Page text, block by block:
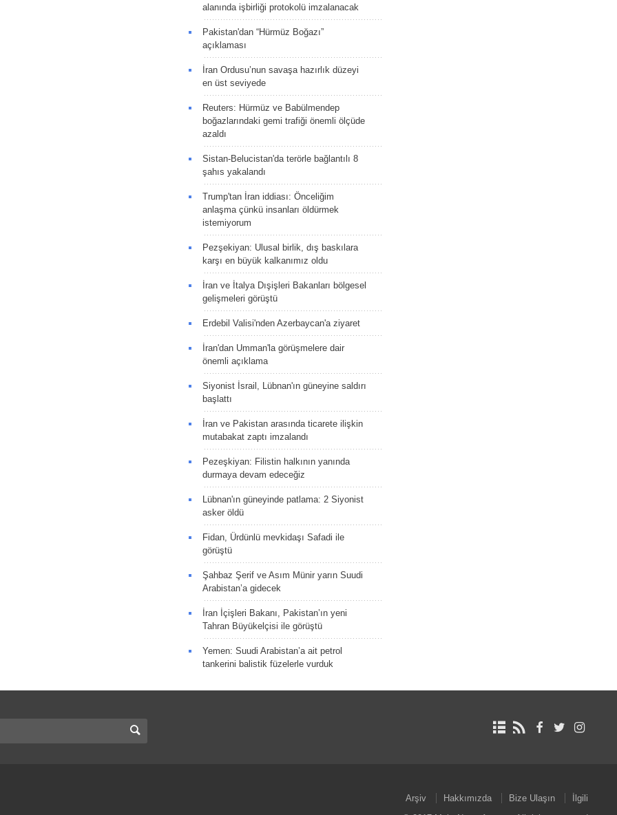
alanında işbirliği protokolü imzalanacak
Pakistan'dan “Hürmüz Boğazı”
açıklaması
İran Ordusu’nun savaşa hazırlık düzeyi
en üst seviyede
Reuters: Hürmüz ve Babülmendep
boğazlarındaki gemi trafiği önemli ölçüde
azaldı
Sistan-Belucistan'da terörle bağlantılı 8
şahıs yakalandı
Trump'tan İran iddiası: Önceliğim
anlaşma çünkü insanları öldürmek
istemiyorum
Pezşekiyan: Ulusal birlik, dış baskılara
karşı en büyük kalkanımız oldu
İran ve İtalya Dışişleri Bakanları bölgesel
gelişmeleri görüştü
Erdebil Valisi'nden Azerbaycan'a ziyaret
İran'dan Umman'la görüşmelere dair
önemli açıklama
Siyonist İsrail, Lübnan'ın güneyine saldırı
başlattı
İran ve Pakistan arasında ticarete ilişkin
mutabakat zaptı imzalandı
Pezeşkiyan: Filistin halkının yanında
durmaya devam edeceğiz
Lübnan'ın güneyinde patlama: 2 Siyonist
asker öldü
Fidan, Ürdünlü mevkidaşı Safadi ile
görüştü
Şahbaz Şerif ve Asım Münir yarın Suudi
Arabistan’a gidecek
İran İçişleri Bakanı, Pakistan’ın yeni
Tahran Büyükelçisi ile görüştü
Yemen: Suudi Arabistan’a ait petrol
tankerini balistik füzelerle vurduk
Arşiv Hakkımızda Bize Ulaşın
İlgili